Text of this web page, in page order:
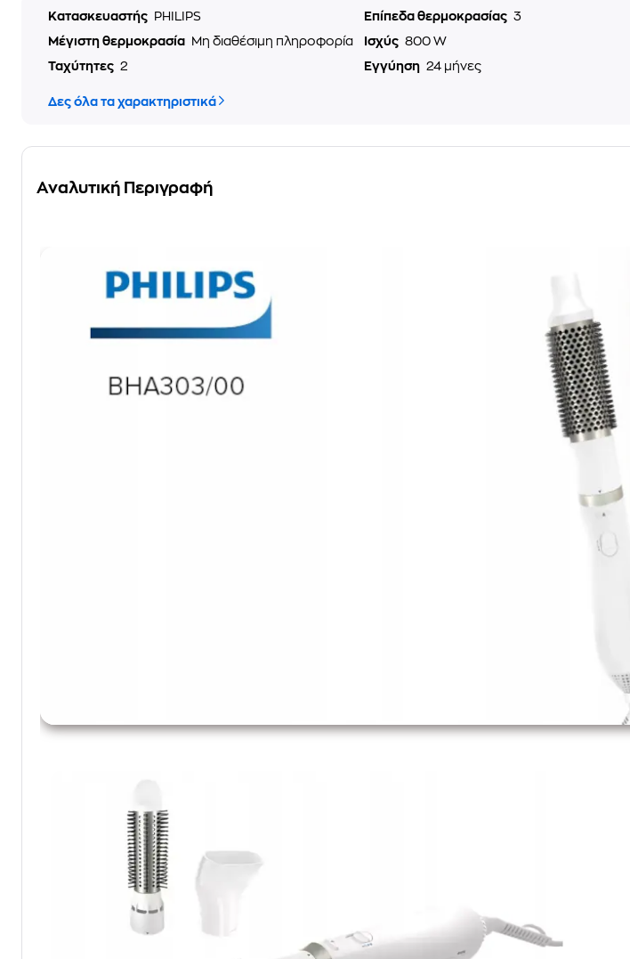
Κατασκευαστής PHILIPS Επίπεδα θερμοκρασίας 3
Μέγιστη θερμοκρασία
Μη διαθέσιμη πληροφορία Ισχύς 800 W
Ταχύτητες 2 Εγγύηση 24 μήνες
Δες όλα τα χαρακτηριστικά
Αναλυτική Περιγραφή